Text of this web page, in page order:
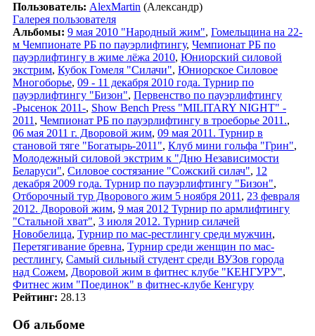
Пользователь: AlexMartin (Александр)
Галерея пользователя
Альбомы: 9 мая 2010 "Народный жим", Гомельщина на 22-
м Чемпионате РБ по пауэрлифтингу, Чемпионат РБ по
пауэрлифтингу в жиме лёжа 2010, Юниорский силовой
экстрим, Кубок Гомеля "Силачи", Юниорское Силовое
Многоборье, 09 - 11 декабря 2010 года. Турнир по
пауэрлифтингу "Бизон", Первенство по пауэрлифтингу
-Рысенок 2011-, Show Bench Press "MILITARY NIGHT" -
2011 , Чемпионат РБ по пауэрлифтингу в троеборье 2011.,
06 мая 2011 г. Дворовой жим, 09 мая 2011. Турнир в
становой тяге "Богатырь-2011", Клуб мини гольфа "Грин",
Молодежный силовой экстрим к "Дню Независимости
Беларуси", Силовое состязание "Сожский силач", 12
декабря 2009 года. Турнир по пауэрлифтингу "Бизон",
Отборочный тур Дворового жим 5 ноября 2011 , 23 февраля
2012. Дворовой жим, 9 мая 2012 Турнир по армлифтингу
"Стальной хват", 3 июля 2012. Турнир силачей
Новобелица, Турнир по мас-рестлингу среди мужчин,
Перетягивание бревна, Турнир среди женщин по мас-
рестлингу, Самый сильный студент среди ВУЗов города
над Сожем, Дворовой жим в фитнес клубе "КЕНГУРУ",
Фитнес жим "Поединок" в фитнес-клубе Кенгуру
Рейтинг: 28.13
Об альбоме